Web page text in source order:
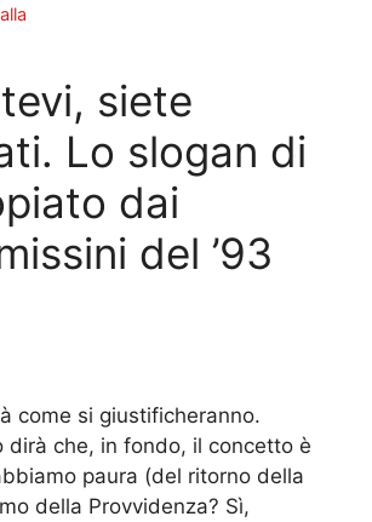
siete
Lo slogan di
dai
del ’93
come si giustificheranno.
dirà che, in fondo, il concetto è
paura (del ritorno della
della Provvidenza? Sì,